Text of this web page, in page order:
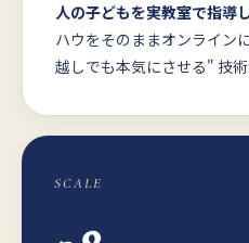
人の子どもを実教室で指導
ハウをそのままオンライン
越しでも本気にさせる" 技術
SCALE